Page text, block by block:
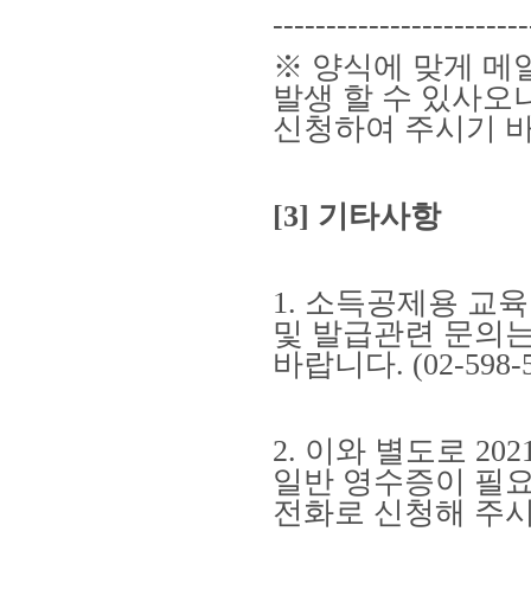
※ 양식에 맞게 메
발생 할 수 있사오
신청하여 주시기
[3] 기타사항
1. 소득공제용 교
및 발급관련 문의
바랍니다. (02-
2. 이와 별도로
일반 영수증이 필
전화로 신청해 주